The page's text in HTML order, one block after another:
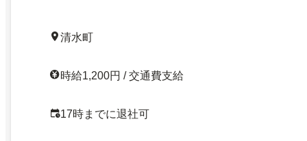
清水町
時給1,200円 / 交通費支給
17時までに退社可